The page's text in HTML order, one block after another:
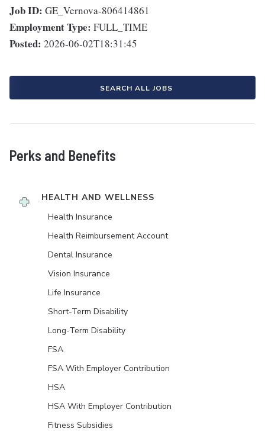
Job ID: GE_Vernova-806414861
Employment Type: FULL_TIME
Posted: 2026-06-02T18:31:45
SEARCH ALL JOBS
Perks and Benefits
HEALTH AND WELLNESS
Health Insurance
Health Reimbursement Account
Dental Insurance
Vision Insurance
Life Insurance
Short-Term Disability
Long-Term Disability
FSA
FSA With Employer Contribution
HSA
HSA With Employer Contribution
Fitness Subsidies